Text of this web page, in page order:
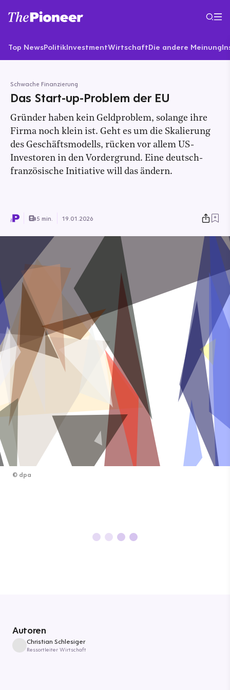
Top NewsPolitikInvestmentWirtschaftDie andere Meinung
Schwache Finanzierung
Das Start-up-Problem der EU
Gründer haben kein Geldproblem, solange ihre
Firma noch klein ist. Geht es um die Skalierung
des Geschäftsmodells, rücken vor allem US-
Investoren in den Vordergrund. Eine deutsch-
französische Initiative will das ändern.
5 min. 19.01.2026
© dpa
Autoren
Christian Schlesiger
Ressortleiter Wirtschaft